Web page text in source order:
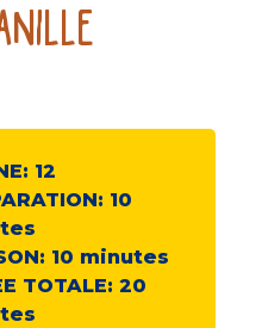
12
10
10 minutes
TOTALE:20